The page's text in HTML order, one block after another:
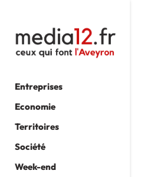
Entreprises
Economie
Territoires
Société
Week-end